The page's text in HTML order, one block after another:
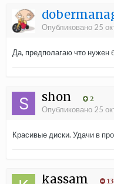
Опубликовано 25
Да, предполагаю что нужен
shon 2
Опубликовано 25
Красивые диски. Удачи в
kassam 13